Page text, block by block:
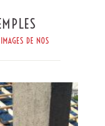
DE NOS